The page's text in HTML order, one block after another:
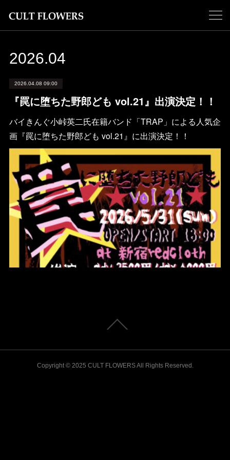
2026.04
2026.04.08 09:00
『罠に堕ちた野郎ども vol.21』出演決定！！
バイきんぐ小峠英二氏在籍バンド「TRAP」による人気企
画『罠に堕ちた野郎ども vol.21』に出演決定！！
Copyright © 2025 CULT FLOWERS All Rights Reserved.